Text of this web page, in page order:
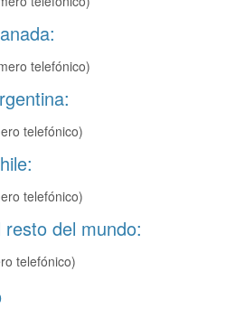
telefónico)
telefónico)
telefónico)
del mundo:
telefónico)